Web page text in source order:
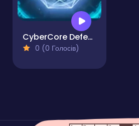
CyberCore Defense Protocol
0 (0 Голосів)